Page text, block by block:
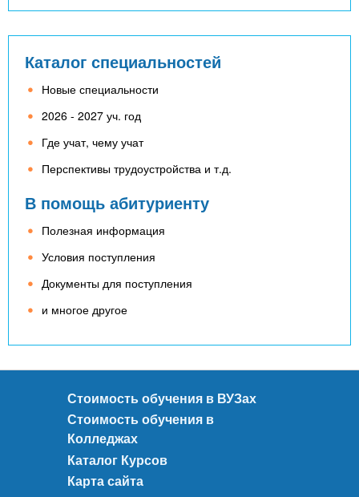
Каталог специальностей
Новые специальности
2026 - 2027 уч. год
Где учат, чему учат
Перспективы трудоустройства и т.д.
В помощь абитуриенту
Полезная информация
Условия поступления
Документы для поступления
и многое другое
Стоимость обучения в ВУЗах
Стоимость обучения в
Колледжах
Каталог Курсов
Карта сайта